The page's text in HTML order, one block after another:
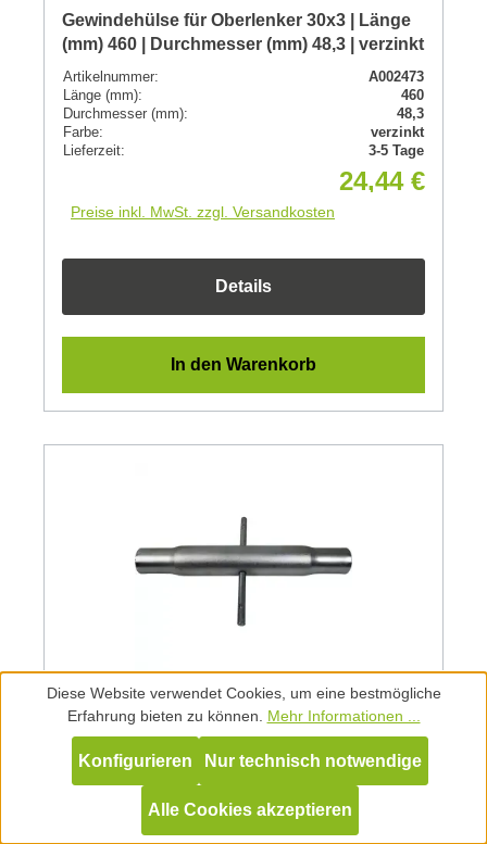
Gewindehülse für Oberlenker 30x3 | Länge
(mm) 460 | Durchmesser (mm) 48,3 | verzinkt
Artikelnummer:
A002473
Länge (mm):
460
Durchmesser (mm):
48,3
Farbe:
verzinkt
Lieferzeit:
3-5 Tage
24,44 €
Preise inkl. MwSt. zzgl. Versandkosten
Details
In den Warenkorb
Gewindehülse für Oberlenker 36x3 | Länge
Artikelnummer:
A002474
Länge (mm):
460
Durchmesser (mm):
Diese Website verwendet Cookies, um eine bestmögliche
Erfahrung bieten zu können. Mehr Informationen ...
Nur technisch notwendige
Konfigurieren
Alle Cookies akzeptieren